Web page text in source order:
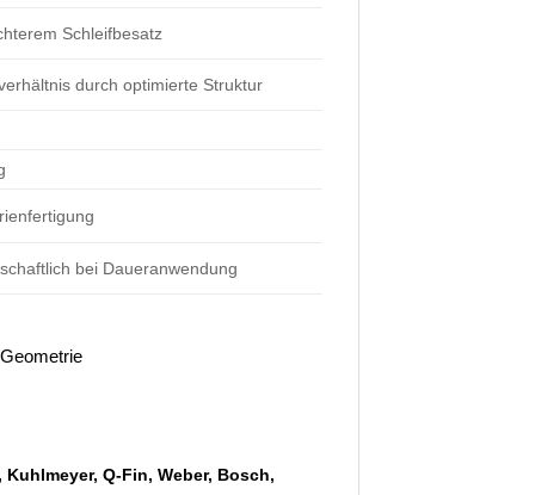
Schleifbesatz
durch optimierte Struktur
bei Daueranwendung
Q‑Fin, Weber, Bosch,